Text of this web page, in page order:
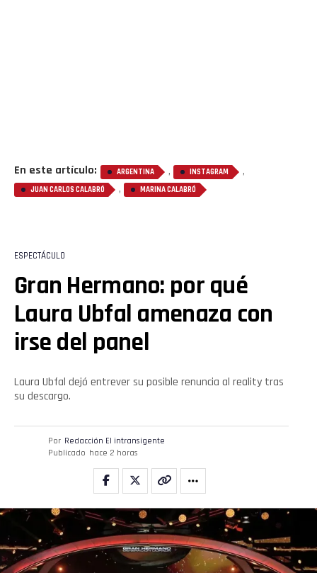
En este artículo: ARGENTINA , INSTAGRAM ,
JUAN CARLOS CALABRÓ , MARINA CALABRÓ
ESPECTÁCULO
Gran Hermano: por qué
Laura Ubfal amenaza con
irse del panel
Laura Ubfal dejó entrever su posible renuncia al reality tras
su descargo.
Por Redacción El intransigente
Publicado hace 2 horas
Email